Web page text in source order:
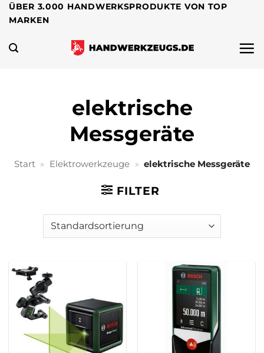
Zum
Inhalt
springen
ÜBER 3.000 HANDWERKSPRODUKTE VON TOP
MARKEN
elektrische
Messgeräte
Start » Elektrowerkzeuge » elektrische Messgeräte
FILTER